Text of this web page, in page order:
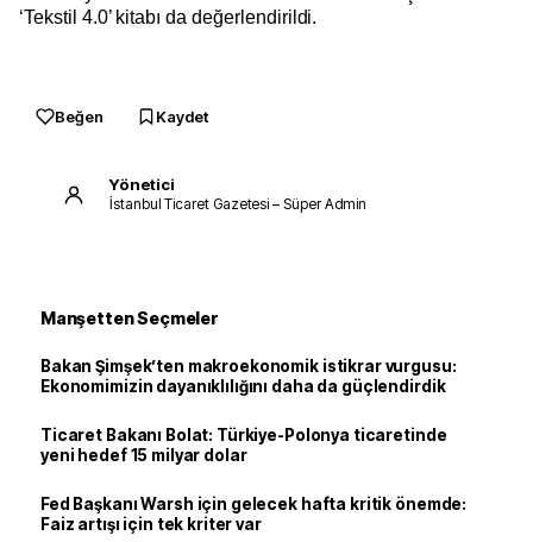
‘Tekstil 4.0’ kitabı da değerlendirildi.
Beğen Kaydet
Yönetici
İstanbul Ticaret Gazetesi – Süper Admin
Manşetten Seçmeler
Bakan Şimşek’ten makroekonomik istikrar vurgusu:
Ekonomimizin dayanıklılığını daha da güçlendirdik
Ticaret Bakanı Bolat: Türkiye-Polonya ticaretinde
yeni hedef 15 milyar dolar
Fed Başkanı Warsh için gelecek hafta kritik önemde:
Faiz artışı için tek kriter var